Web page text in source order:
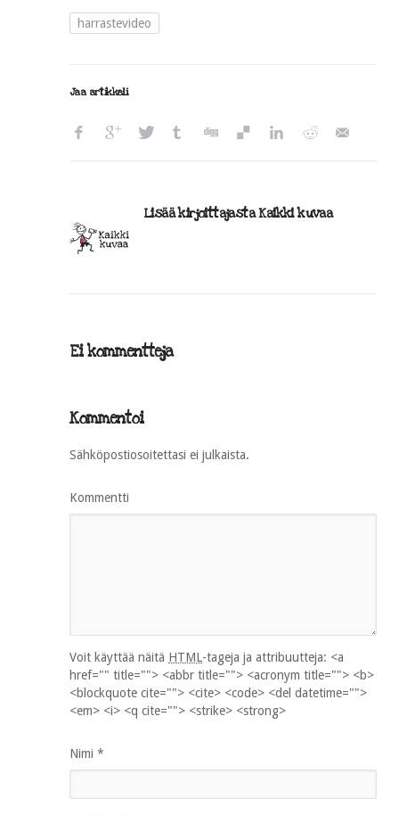
harrastevideo
Jaa artikkeli
Lisää kirjoittajasta Kaikki kuvaa
Ei kommentteja
Kommentoi
Sähköpostiosoitettasi ei julkaista.
Kommentti
Voit käyttää näitä HTML-tageja ja attribuutteja: <a
href="" title=""> <abbr title=""> <acronym title=""> <b>
<blockquote cite=""> <cite> <code> <del datetime="">
<em> <i> <q cite=""> <strike> <strong>
Nimi *